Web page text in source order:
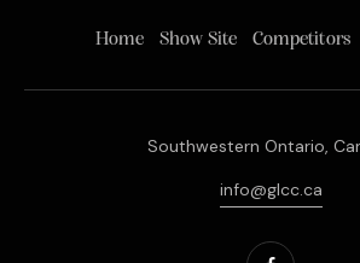
Home Show Site Competitors
Southwestern Ontario,
info@glcc.ca